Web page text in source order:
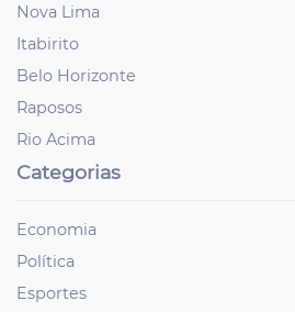
Nova Lima
Itabirito
Belo Horizonte
Raposos
Rio Acima
Categorias
Economia
Política
Esportes